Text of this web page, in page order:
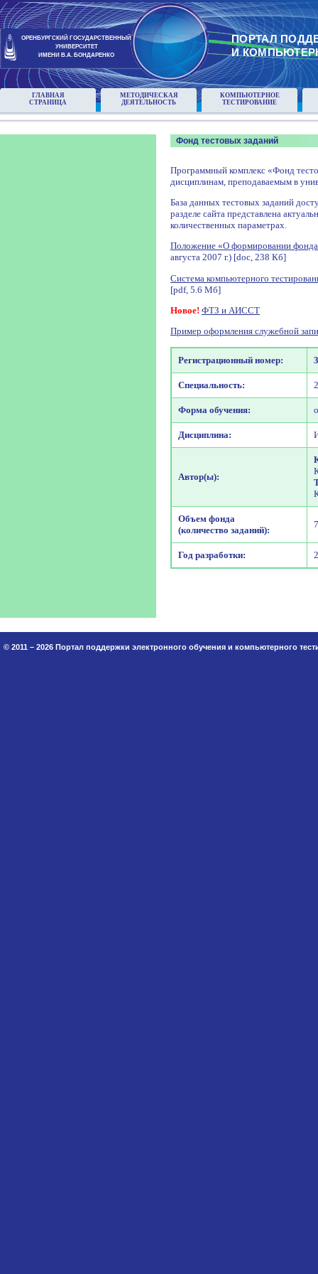
ОРЕНБУРГСКИЙ ГОСУДАРСТВЕННЫЙ
УНИВЕРСИТЕТ
ИМЕНИ В.А. БОНДАРЕНКО
ПОРТАЛ
И
ГЛАВНАЯ
СТРАНИЦА
МЕТОДИЧЕСКАЯ
ДЕЯТЕЛЬНОСТЬ
КОМПЬЮТЕРНОЕ
ТЕСТИРОВАНИЕ
Фонд тестовых заданий
Программный комплекс «Фонд
дисциплинам, преподаваемым в
База данных тестовых заданий
разделе сайта представлена
количественных параметрах.
Положение «О формировании фонда
августа 2007 г.) [doc, 238 Кб]
Система компьютерного
[pdf, 5.6 Мб]
Новое! ФТЗ и АИССТ
Пример оформления служебной
Регистрационный номер:
Специальность:
Форма обучения:
Дисциплина:
Автор(ы):
Объем фонда
(количество заданий):
Год разработки:
© 2011 – 2026 Портал поддержки электронного обучения и компьютерного